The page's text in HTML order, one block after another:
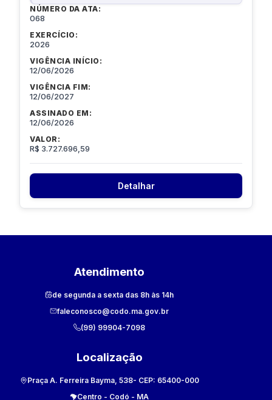
NÚMERO DA ATA:
068
EXERCÍCIO:
2026
VIGÊNCIA INÍCIO:
12/06/2026
VIGÊNCIA FIM:
12/06/2027
ASSINADO EM:
12/06/2026
VALOR:
R$ 3.727.696,59
Detalhar
Atendimento
de segunda a sexta das 8h às 14h
faleconosco@codo.ma.gov.br
(99) 99904-7098
Localização
Praça A. Ferreira Bayma, 538- CEP: 65400-000
Centro - Codó - MA